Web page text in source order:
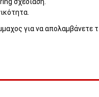
για να απολαμβάνετε